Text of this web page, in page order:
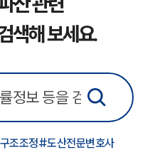
문변호사
료
도
항
그
식
색해 보세요.
조조정#도산전문변호사